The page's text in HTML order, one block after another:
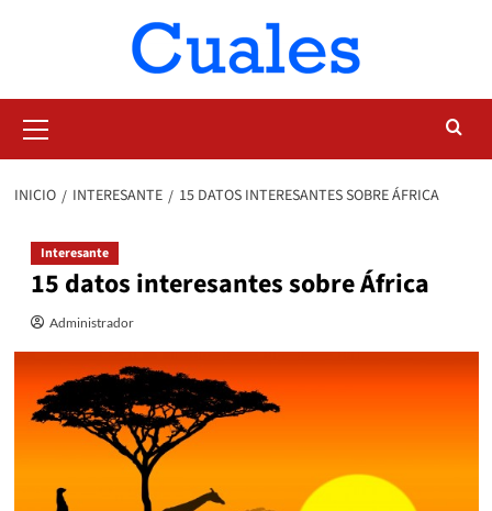
primario
INICIO INTERESANTE 15 DATOS INTERESANTES SOBRE ÁFRICA
Interesante
15 datos interesantes sobre África
Administrador